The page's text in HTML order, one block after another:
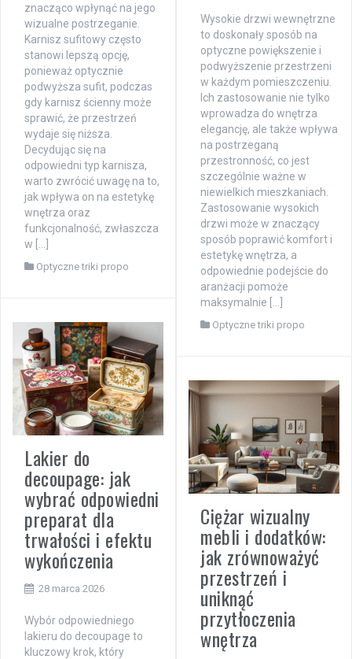
znacząco wpłynąć na jego
wizualne postrzeganie.
Karnisz sufitowy często
stanowi lepszą opcję,
ponieważ optycznie
podwyższa sufit, podczas
gdy karnisz ścienny może
sprawić, że przestrzeń
wydaje się niższa.
Decydując się na
odpowiedni typ karnisza,
warto zwrócić uwagę na to,
jak wpływa on na estetykę
wnętrza oraz
funkcjonalność, zwłaszcza
w […]
Optyczne triki propo
Wysokie drzwi wewnętrzne
to doskonały sposób na
optyczne powiększenie i
podwyższenie przestrzeni
w każdym pomieszczeniu.
Ich zastosowanie nie tylko
wprowadza do wnętrza
elegancję, ale także wpływa
na postrzeganą
przestronność, co jest
szczególnie ważne w
niewielkich mieszkaniach.
Zastosowanie wysokich
drzwi może w znaczący
sposób poprawić komfort i
estetykę wnętrza, a
odpowiednie podejście do
aranżacji pomoże
maksymalnie […]
Optyczne triki propo
Lakier do
decoupage: jak
wybrać odpowiedni
preparat dla
trwałości i efektu
wykończenia
28 marca 2026
Wybór odpowiedniego
lakieru do decoupage to
kluczowy krok, który
Ciężar wizualny
mebli i dodatków:
jak zrównoważyć
przestrzeń i
uniknąć
przytłoczenia
wnętrza